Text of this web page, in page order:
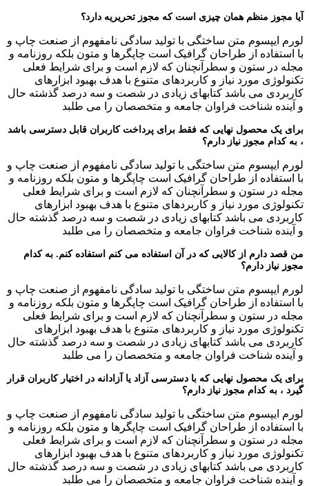
آیا مجوز منظم همان چیزی است که مجوز تحریریه دارد؟
لورم ایپسوم متن ساختگی با تولید سادگی نامفهوم از صنعت چاپ و
با استفاده از طراحان گرافیک است چاپگرها و متون بلکه روزنامه و
مجله در ستون و سطرآنچنان که لازم است و برای شرایط فعلی
تکنولوژی مورد نیاز و کاربردهای متنوع با هدف بهبود ابزارهای
کاربردی می باشد کتابهای زیادی در شصت و سه درصد گذشته حال
و آینده شناخت فراوان جامعه و متخصصان را می طلبد
برای یک محصول نهایی که فقط برای پرداخت کاربران قابل دسترسی باشد
، به کدام مجوز نیاز دارم؟
لورم ایپسوم متن ساختگی با تولید سادگی نامفهوم از صنعت چاپ و
با استفاده از طراحان گرافیک است چاپگرها و متون بلکه روزنامه و
مجله در ستون و سطرآنچنان که لازم است و برای شرایط فعلی
تکنولوژی مورد نیاز و کاربردهای متنوع با هدف بهبود ابزارهای
کاربردی می باشد کتابهای زیادی در شصت و سه درصد گذشته حال
و آینده شناخت فراوان جامعه و متخصصان را می طلبد
من قصد دارم از کالایی که در آن استفاده می کنم استفاده کنم. به کدام
مجوز نیاز دارم؟
لورم ایپسوم متن ساختگی با تولید سادگی نامفهوم از صنعت چاپ و
با استفاده از طراحان گرافیک است چاپگرها و متون بلکه روزنامه و
مجله در ستون و سطرآنچنان که لازم است و برای شرایط فعلی
تکنولوژی مورد نیاز و کاربردهای متنوع با هدف بهبود ابزارهای
کاربردی می باشد کتابهای زیادی در شصت و سه درصد گذشته حال
و آینده شناخت فراوان جامعه و متخصصان را می طلبد
برای یک محصول نهایی که با دسترسی آزاد یا آزادانه در اختیار کاربران قرار
گیرد ، به کدام مجوز نیاز دارم؟
لورم ایپسوم متن ساختگی با تولید سادگی نامفهوم از صنعت چاپ و
با استفاده از طراحان گرافیک است چاپگرها و متون بلکه روزنامه و
مجله در ستون و سطرآنچنان که لازم است و برای شرایط فعلی
تکنولوژی مورد نیاز و کاربردهای متنوع با هدف بهبود ابزارهای
کاربردی می باشد کتابهای زیادی در شصت و سه درصد گذشته حال
و آینده شناخت فراوان جامعه و متخصصان را می طلبد